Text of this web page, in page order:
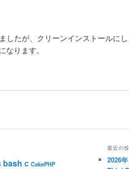
したが、クリーンインストールに
ります。
bash C CakePHP
最近の
2026